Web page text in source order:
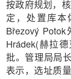
按政府规划，
定，处置库本
Březový
Hrádek(赫拉
批。管理局局
表示，选址质